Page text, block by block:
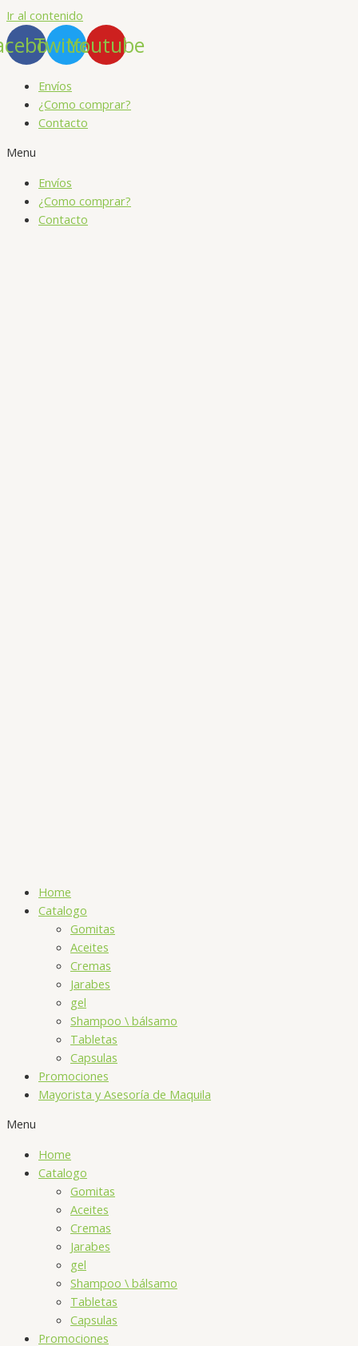
Ir al contenido
TwitterYoutube
Envíos
¿Como comprar?
Contacto
Menu
Envíos
¿Como comprar?
Contacto
Home
Catalogo
Gomitas
Aceites
Cremas
Jarabes
gel
Shampoo \ bálsamo
Tabletas
Capsulas
Promociones
Mayorista y Asesoría de Maquila
Menu
Home
Catalogo
Gomitas
Aceites
Cremas
Jarabes
gel
Shampoo \ bálsamo
Tabletas
Capsulas
Promociones